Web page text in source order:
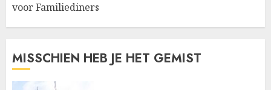
voor Familiediners
MISSCHIEN HEB JE HET GEMIST